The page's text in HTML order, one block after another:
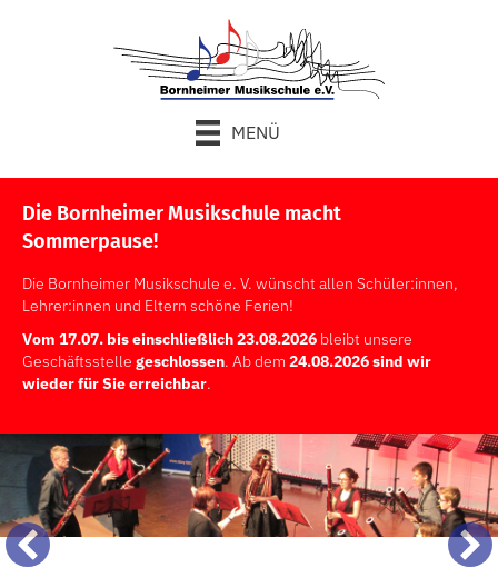
MENÜ
Die Bornheimer Musikschule macht
Sommerpause!
Die Bornheimer Musikschule e. V. wünscht allen Schüler:innen,
Lehrer:innen und Eltern schöne Ferien!
Vom 17.07. bis einschließlich 23.08.2026 bleibt unsere
Geschäftsstelle geschlossen. Ab dem 24.08.2026 sind wir
wieder für Sie erreichbar.